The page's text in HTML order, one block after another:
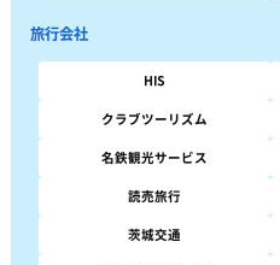
旅行会社
HIS
クラブツーリズム
名鉄観光サービス
読売旅行
茨城交通